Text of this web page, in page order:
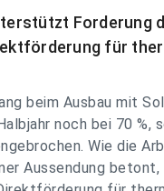
Forderung
für
beim Ausbau mit
noch bei 70 %,
Wie die
Aussendung betont,